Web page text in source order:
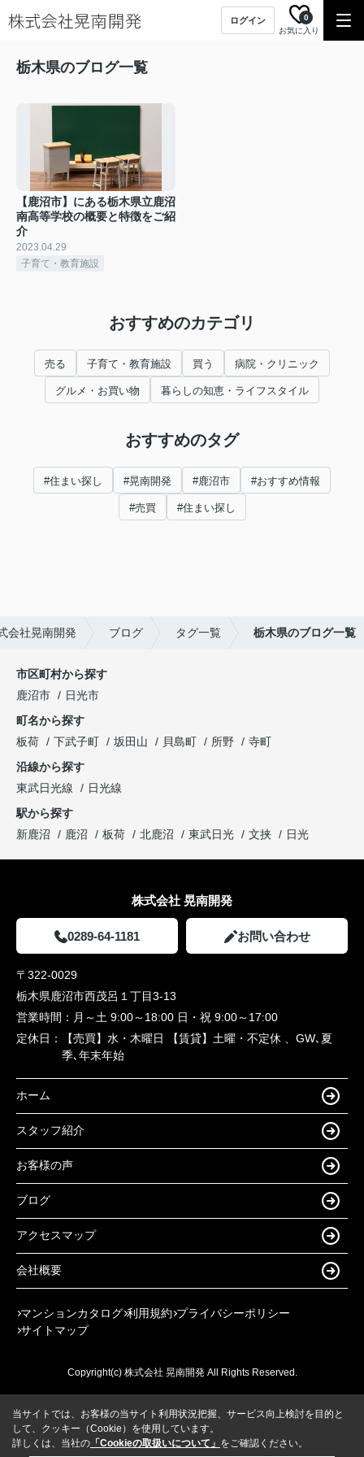
ログイン
お気に入り
0
栃木県のブログ一覧
【鹿沼市】にある栃木県立鹿沼
南高等学校の概要と特徴をご紹
介
2023.04.29
子育て・教育施設
おすすめのカテゴリ
売る 子育て・教育施設 買う 病院・クリニック
グルメ・お買い物 暮らしの知恵・ライフスタイル
おすすめのタグ
#住まい探し #晃南開発 #鹿沼市 #おすすめ情報
#売買 #住まい探し
会社晃南開発 ブログ タグ一覧 栃木県のブログ一覧
市区町村から探す
鹿沼市
日光市
町名から探す
板荷
下武子町 坂田山 貝島町 所野
寺町
沿線から探す
東武日光線
日光線
駅から探す
新鹿沼
鹿沼 板荷 北鹿沼 東武日光 文挟 日光
株式会社 晃南開発
0289-64-1181 お問い合わせ
〒322-0029
栃木県鹿沼市西茂呂１丁目3-13
営業時間： 月～土 9:00～18:00 日・祝 9:00～17:00
定休日：
【売買】水・木曜日 【賃貸】土曜・不定休 、GW､夏
季､年末年始
ホーム
スタッフ紹介
お客様の声
ブログ
アクセスマップ
会社概要
マンションカタログ 利用規約 プライバシーポリシー
サイトマップ
Copyright(c) 株式会社 晃南開発 All Rights Reserved.
当サイトでは、お客様の当サイト利用状況把握、サービス向上検討を目的と
して、クッキー（Cookie）を使用しています。
詳しくは、当社の 「Cookieの取扱いについて」 をご確認ください。